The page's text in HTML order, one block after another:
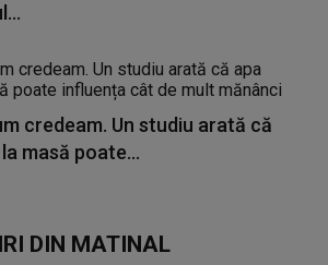
credeam. Un studiu arată că
masă poate...
DIN MATINAL